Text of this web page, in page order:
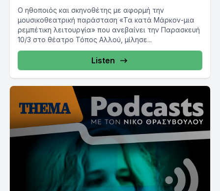
Ο ηθοποιός και σκηνοθέτης με αφορμή την
μουσικοθεατρική παράσταση «Τα κατά Μάρκον-μια
ρεμπέτικη λειτουργία» που ανεβαίνει την Παρασκευή
10/3 στο θέατρο Τόπος Αλλού, μίλησε...
Listen